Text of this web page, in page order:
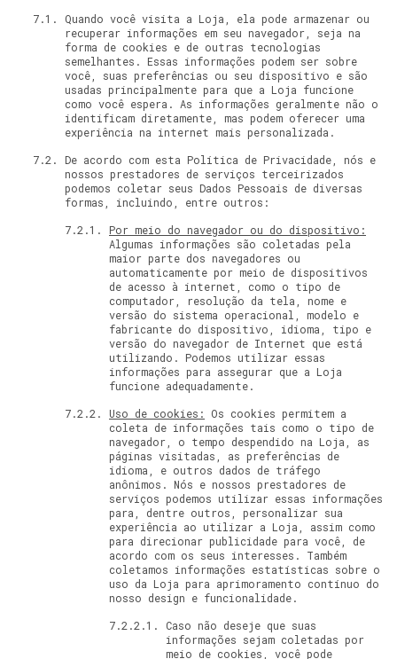
Quando você visita a Loja, ela pode armazenar ou
recuperar informações em seu navegador, seja na
forma de cookies e de outras tecnologias
semelhantes. Essas informações podem ser sobre
você, suas preferências ou seu dispositivo e são
usadas principalmente para que a Loja funcione
como você espera. As informações geralmente não o
identificam diretamente, mas podem oferecer uma
experiência na internet mais personalizada.
De acordo com esta Política de Privacidade, nós e
nossos prestadores de serviços terceirizados
podemos coletar seus Dados Pessoais de diversas
formas, incluindo, entre outros:
Por meio do navegador ou do dispositivo:
Algumas informações são coletadas pela
maior parte dos navegadores ou
automaticamente por meio de dispositivos
de acesso à internet, como o tipo de
computador, resolução da tela, nome e
versão do sistema operacional, modelo e
fabricante do dispositivo, idioma, tipo e
versão do navegador de Internet que está
utilizando. Podemos utilizar essas
informações para assegurar que a Loja
funcione adequadamente.
Uso de cookies:
Os cookies permitem a
coleta de informações tais como o tipo de
navegador, o tempo despendido na Loja, as
páginas visitadas, as preferências de
idioma, e outros dados de tráfego
anônimos. Nós e nossos prestadores de
serviços podemos utilizar essas informações
para, dentre outros, personalizar sua
experiência ao utilizar a Loja, assim como
para direcionar publicidade para você, de
acordo com os seus interesses. Também
coletamos informações estatísticas sobre o
uso da Loja para aprimoramento contínuo do
nosso design e funcionalidade.
Caso não deseje que suas
informações sejam coletadas por
meio de cookies, você pode